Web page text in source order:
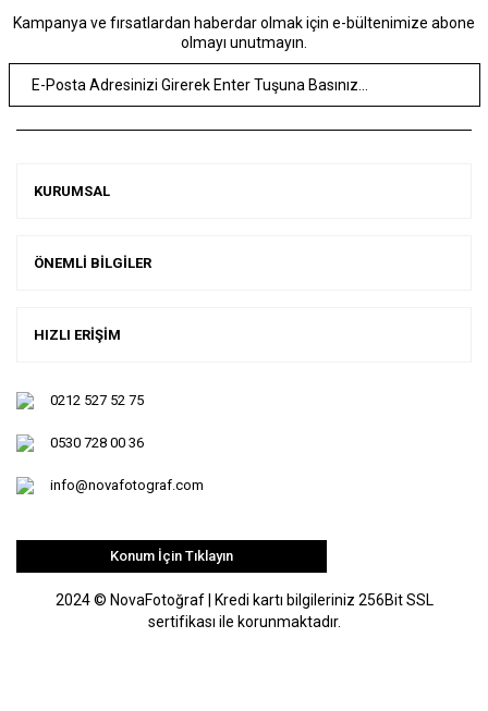
Kampanya ve fırsatlardan haberdar olmak için e-bültenimize abone
olmayı unutmayın.
KURUMSAL
ÖNEMLİ BİLGİLER
HIZLI ERİŞİM
0212 527 52 75
0530 728 00 36
info@novafotograf.com
Konum İçin Tıklayın
2024 © NovaFotoğraf | Kredi kartı bilgileriniz 256Bit SSL
sertifikası ile korunmaktadır.